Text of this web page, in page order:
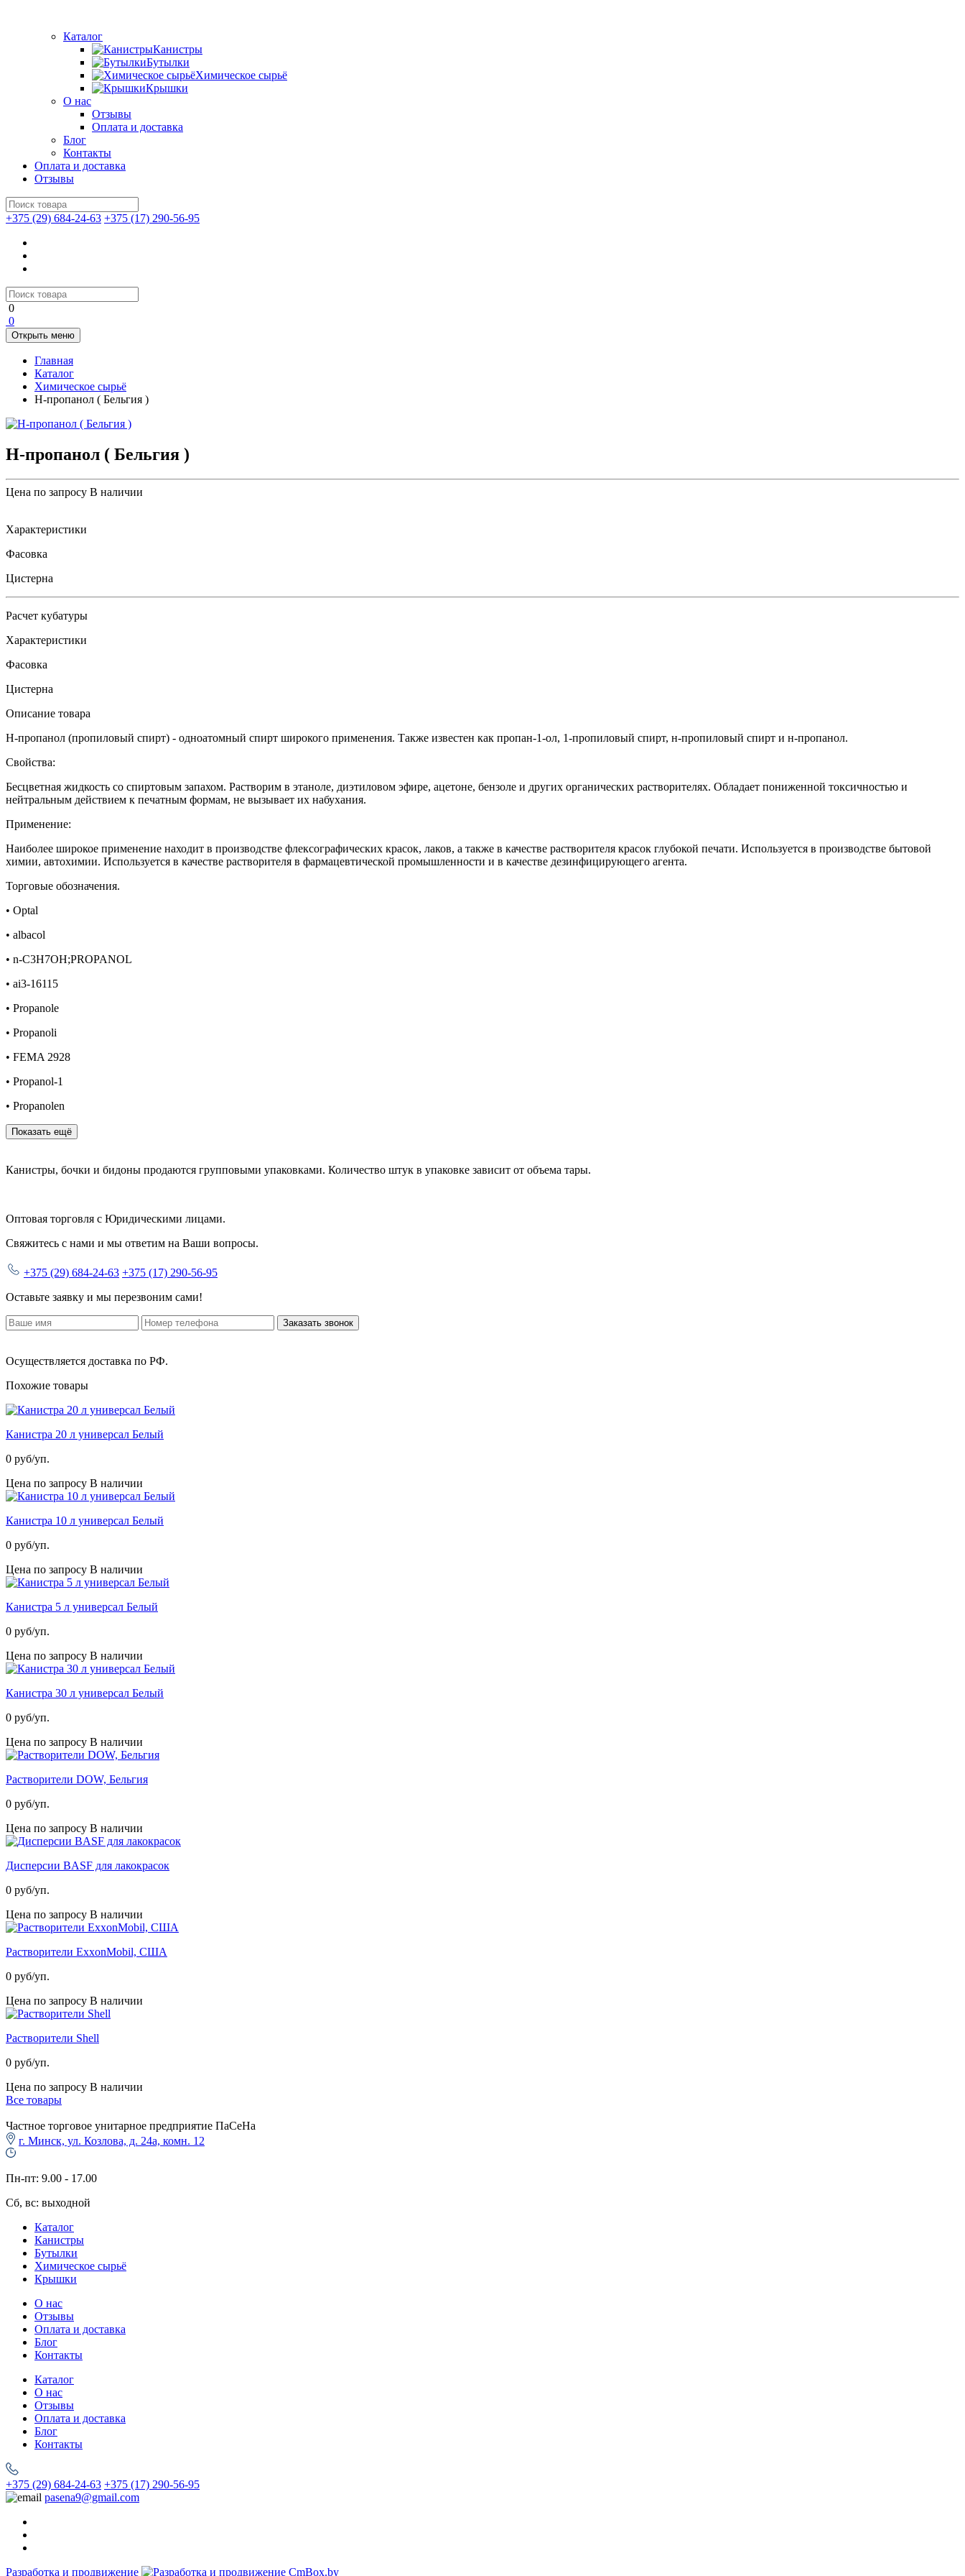
Каталог
Канистры
Бутылки
Химическое сырьё
Крышки
О нас
Отзывы
Оплата и доставка
Блог
Контакты
Оплата и доставка
Отзывы
+375 (29) 684-24-63 +375 (17) 290-56-95
0
0
Открыть меню
Главная
Каталог
Химическое сырьё
Н-пропанол ( Бельгия )
Н-пропанол ( Бельгия )
Цена по запросу В наличии
Характеристики
Фасовка
Цистерна
Расчет кубатуры
Характеристики
Фасовка
Цистерна
Описание товара
Н-пропанол (пропиловый спирт) - одноатомный спирт широкого применения. Также известен как пропан-1-ол, 1-пропиловый спирт, н-пропиловый спирт и н-пропанол.
Свойства:
Бесцветная жидкость со спиртовым запахом. Растворим в этаноле, диэтиловом эфире, ацетоне, бензоле и других органических растворителях. Обладает пониженной токсичностью и
нейтральным действием к печатным формам, не вызывает их набухания.
Применение:
Наиболее широкое применение находит в производстве флексографических красок, лаков, а также в качестве растворителя красок глубокой печати. Используется в производстве бытовой
химии, автохимии. Используется в качестве растворителя в фармацевтической промышленности и в качестве дезинфицирующего агента.
Торговые обозначения.
• Optal
• albacol
• n-C3H7OH;PROPANOL
• ai3-16115
• Propanole
• Propanoli
• FEMA 2928
• Propanol-1
• Propanolen
Показать ещё
Канистры, бочки и бидоны продаются групповыми упаковками. Количество штук в упаковке зависит от объема тары.
Оптовая торговля с Юридическими лицами.
Свяжитесь с нами и мы ответим на Ваши вопросы.
+375 (29) 684-24-63 +375 (17) 290-56-95
Оставьте заявку и мы перезвоним сами!
Заказать звонок
Осуществляется доставка по РФ.
Похожие товары
Канистра 20 л универсал Белый
0 руб/уп.
Цена по запросу В наличии
Канистра 10 л универсал Белый
0 руб/уп.
Цена по запросу В наличии
Канистра 5 л универсал Белый
0 руб/уп.
Цена по запросу В наличии
Канистра 30 л универсал Белый
0 руб/уп.
Цена по запросу В наличии
Растворители DOW, Бельгия
0 руб/уп.
Цена по запросу В наличии
Дисперсии BASF для лакокрасок
0 руб/уп.
Цена по запросу В наличии
Растворители ExxonMobil, США
0 руб/уп.
Цена по запросу В наличии
Растворители Shell
0 руб/уп.
Цена по запросу В наличии
Все товары
Частное торговое унитарное предприятие ПаСеНа
г. Минск, ул. Козлова, д. 24а, комн. 12
Пн-пт: 9.00 - 17.00
Сб, вс: выходной
Каталог
Канистры
Бутылки
Химическое сырьё
Крышки
О нас
Отзывы
Оплата и доставка
Блог
Контакты
Каталог
О нас
Отзывы
Оплата и доставка
Блог
Контакты
+375 (29) 684-24-63 +375 (17) 290-56-95
pasena9@gmail.com
Разработка и продвижение